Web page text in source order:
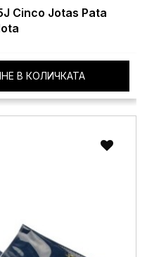
Cinco Jotas Pata
В КОЛИЧКАТА